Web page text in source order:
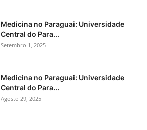
Medicina no Paraguai: Universidade
Central do Para...
Setembro 1, 2025
Medicina no Paraguai: Universidade
Central do Para...
Agosto 29, 2025